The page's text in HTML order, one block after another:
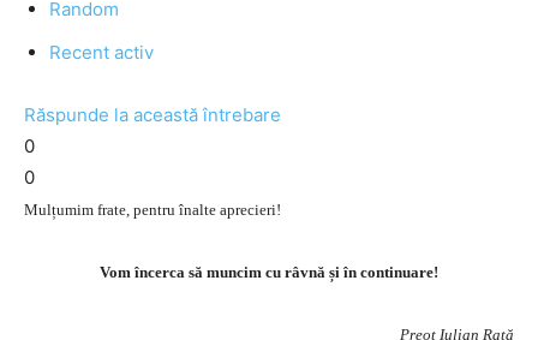
Random
Recent activ
Răspunde la această întrebare
0
0
Mulțumim frate, pentru înalte aprecieri!
Vom încerca să muncim cu râvnă și în continuare!
Preot Iulian Rață